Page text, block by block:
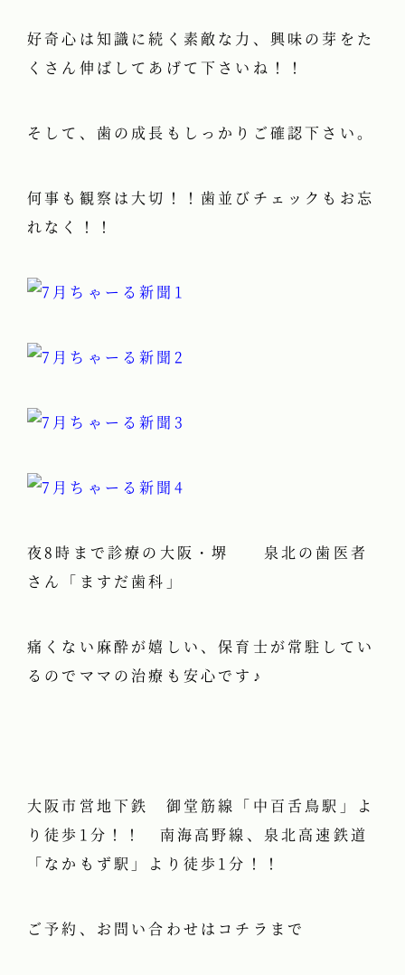
好奇心は知識に続く素敵な力、興味の芽をた
くさん伸ばしてあげて下さいね！！
そして、歯の成長もしっかりご確認下さい。
何事も観察は大切！！歯並びチェックもお忘
れなく！！
夜8時まで診療の大阪・堺 泉北の歯医者
さん「ますだ歯科」
痛くない麻酔が嬉しい、保育士が常駐してい
るのでママの治療も安心です♪
大阪市営地下鉄 御堂筋線「中百舌鳥駅」よ
り徒歩1分！！ 南海高野線、泉北高速鉄道
「なかもず駅」より徒歩1分！！
ご予約、お問い合わせはコチラまで